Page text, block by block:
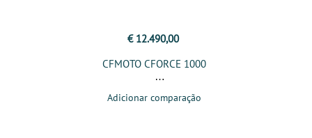
€ 12.490,00
CFMOTO CFORCE 1000
Adicionar comparação